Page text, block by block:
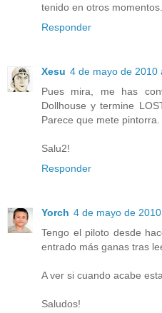
tenido en otros momentos.
Responder
Xesu 4 de mayo de 2010
Pues mira, me has
Dollhouse y termine
Parece que mete pintorra.
Salu2!
Responder
Yorch 4 de mayo de
Tengo el piloto desde
entrado más ganas tras
A ver si cuando acabe
Saludos!